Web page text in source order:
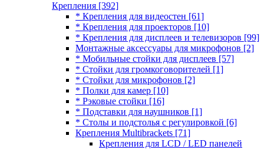
Крепления [392]
* Крепления для видеостен [61]
* Крепления для проекторов [10]
* Крепления для дисплеев и телевизоров [99]
Монтажные аксессуары для микрофонов [2]
* Мобильные стойки для дисплеев [57]
* Стойки для громкоговорителей [1]
* Стойки для микрофонов [2]
* Полки для камер [10]
* Рэковые стойки [16]
* Подставки для наушников [1]
* Столы и подстолья с регулировкой [6]
Крепления Multibrackets [71]
Крепления для LCD / LED панелей